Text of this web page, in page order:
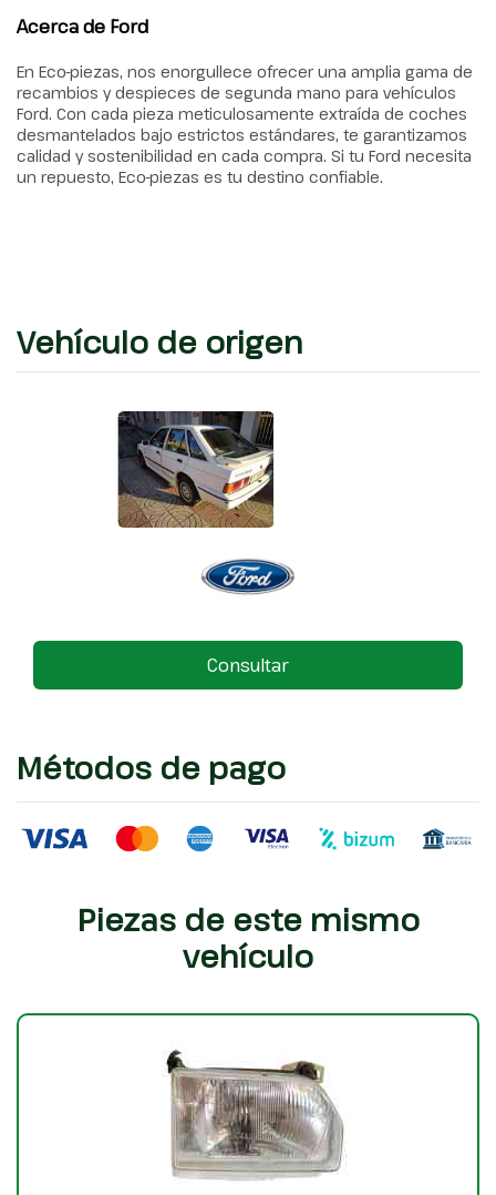
Acerca de Ford
En Eco-piezas, nos enorgullece ofrecer una amplia gama de
recambios y despieces de segunda mano para vehículos
Ford. Con cada pieza meticulosamente extraída de coches
desmantelados bajo estrictos estándares, te garantizamos
calidad y sostenibilidad en cada compra. Si tu Ford necesita
un repuesto, Eco-piezas es tu destino confiable.
Vehículo de origen
Consultar
Métodos de pago
Piezas de este mismo
vehículo